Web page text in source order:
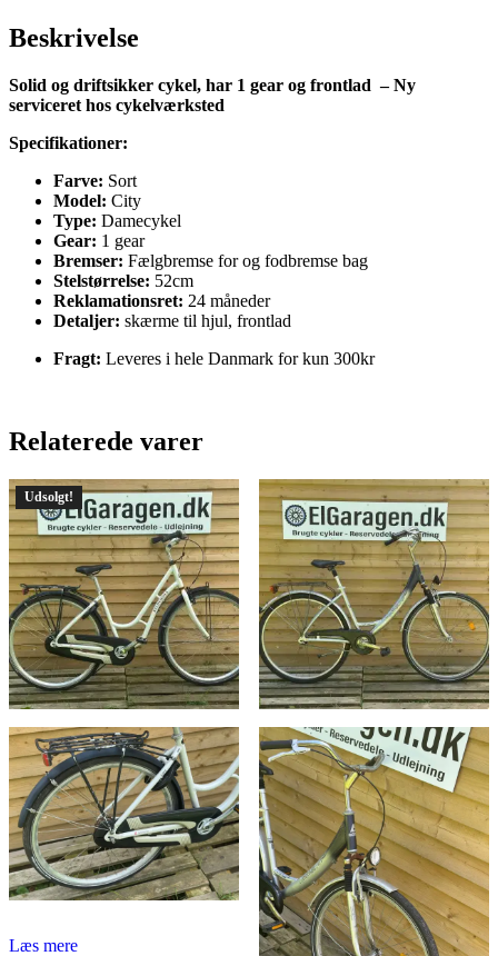
Beskrivelse
Solid og driftsikker cykel, har 1 gear og frontlad – Ny
serviceret hos cykelværksted
Specifikationer:
Farve: Sort
Model: City
Type: Damecykel
Gear: 1 gear
Bremser: Fælgbremse for og fodbremse bag
Stelstørrelse: 52cm
Reklamationsret: 24 måneder
Detaljer: skærme til hjul, frontlad
Fragt: Leveres i hele Danmark for kun 300kr
Relaterede varer
Udsolgt!
Læs mere